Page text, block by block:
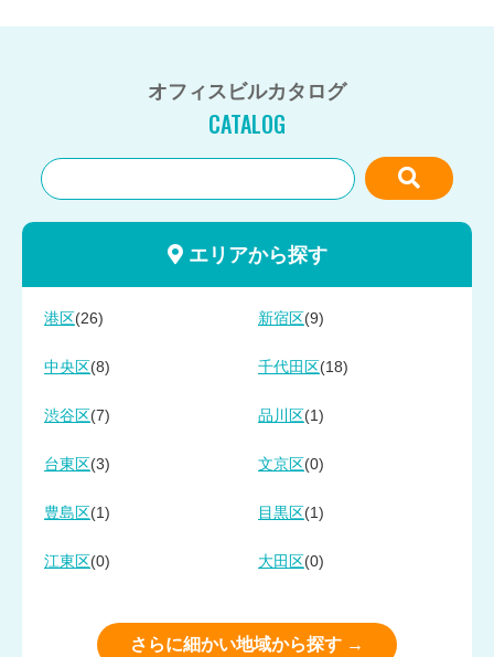
オフィスビルカタログ
CATALOG
エリアから探す
港区 (26) 新宿区 (9)
中央区 (8) 千代田区 (18)
渋谷区 (7) 品川区 (1)
台東区 (3) 文京区 (0)
豊島区 (1) 目黒区 (1)
江東区 (0) 大田区 (0)
さらに細かい地域から探す →